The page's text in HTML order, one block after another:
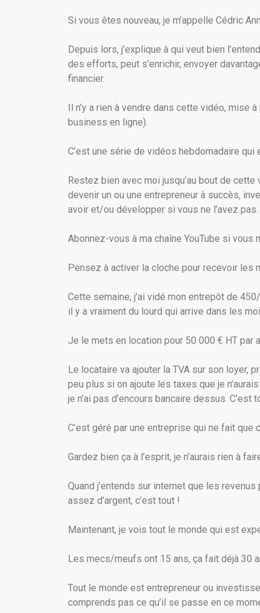
Si vous êtes nouveau, je m’appelle Cédric
Depuis lors, j’explique à qui veut bien
des efforts, peut s’enrichir, envoyer
financier.
Il n’y a rien à vendre dans cette vidéo, mise
business en ligne).
C’est une série de vidéos hebdomadaire
Restez bien avec moi jusqu’au bout de
devenir un ou une entrepreneur à succès,
avoir et/ou développer si vous ne l’avez pas.
Abonnez-vous à ma chaîne YouTube si
Pensez à activer la cloche pour recevoir les
Cette semaine, j’ai vidé mon entrepôt de
il y a vraiment du lourd qui arrive dans les
Je le mets en location pour 50 000 € HT par
Le locataire va ajouter la TVA sur son loyer,
peu plus si on ajoute les taxes que je
je n’ai pas d’encours bancaire dessus.
C’est géré par une entreprise qui ne fait
Gardez bien ça à l’esprit, je n’aurais rien à
Quand j’entends sur internet que les revenus
assez d’argent, c’est tout !
Maintenant, je vois tout le monde qui est
Les mecs/meufs ont 15 ans, ça fait déjà 30
Tout le monde est entrepreneur ou
comprends pas ce qu’il se passe en ce